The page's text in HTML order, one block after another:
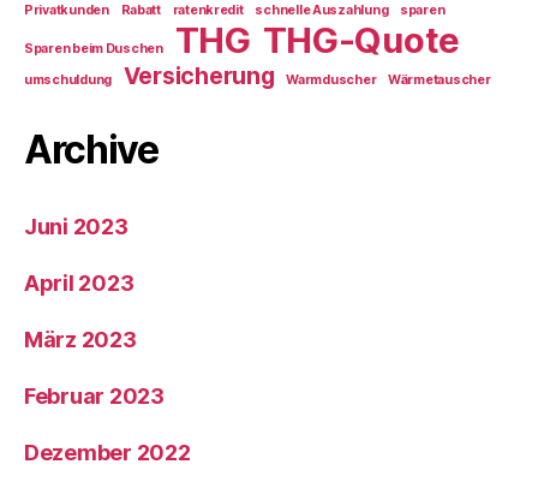
Privatkunden
Rabatt ratenkredit schnelle Auszahlung sparen
Sparen beim Duschen THG THG-Quote
umschuldung Versicherung Warmduscher Wärmetauscher
Archive
Juni 2023
April 2023
März 2023
Februar 2023
Dezember 2022